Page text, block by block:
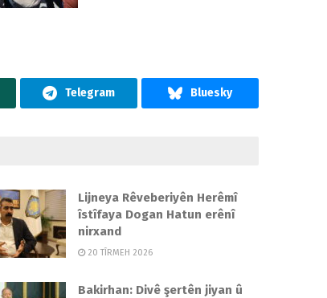
Lijneya Rêveberiyên Herêmî
îstîfaya Dogan Hatun erênî
nirxand
20 TÎRMEH 2026
Bakirhan: Divê şertên jiyan û